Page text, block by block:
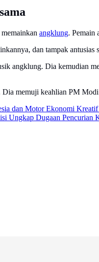
angklung. Pemain
dan tampak
angklung. Dia kemudian
Dia memuji keahlian PM
dan Motor Ekonomi
Ungkap Dugaan Pencurian